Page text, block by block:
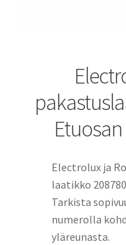
Electrolux ja
laatikko
Tarkista
numerolla
yläreunasta.